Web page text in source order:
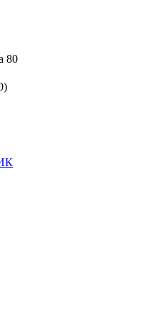
80